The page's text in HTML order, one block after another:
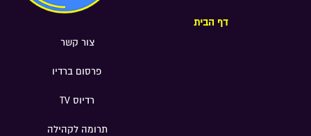
דף הבית
צור קשר
פרסום ברדיו
רדיוס TV
תרומה לקהילה